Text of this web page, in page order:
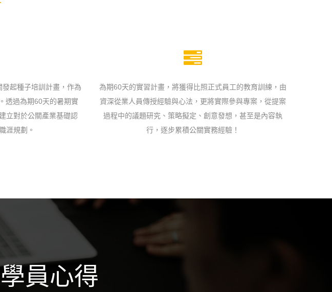
起種子培訓計畫，作為
透過為期60天的暑期實
立對於公關產業基礎認
涯規劃。
為期60天的實習計畫，將獲得比照正式員工的教育訓練，由
資深從業人員傳授經驗與心法，更將實際參與專案，從提案
過程中的議題研究、策略擬定、創意發想，甚至是內容執
行，逐步累積公關實務經驗！
員心得